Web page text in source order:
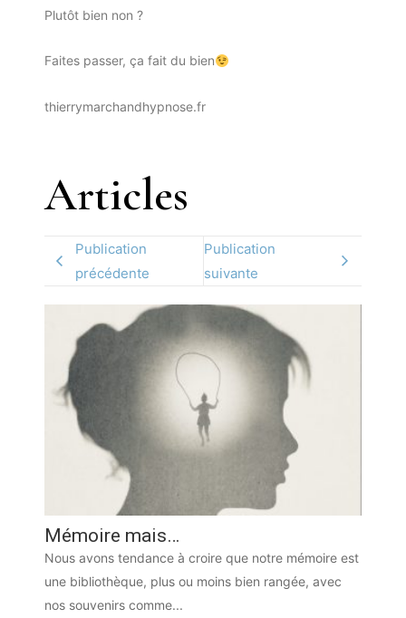
Plutôt bien non ?
Faites passer, ça fait du bien
thierrymarchandhypnose.fr
Articles
Publication
précédente
Publication
suivante
Mémoire mais…
Nous avons tendance à croire que notre mémoire est
une bibliothèque, plus ou moins bien rangée, avec
nos souvenirs comme...